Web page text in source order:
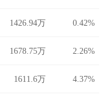
1426.94万 0.42%
1678.75万 2.26%
1611.6万 4.37%